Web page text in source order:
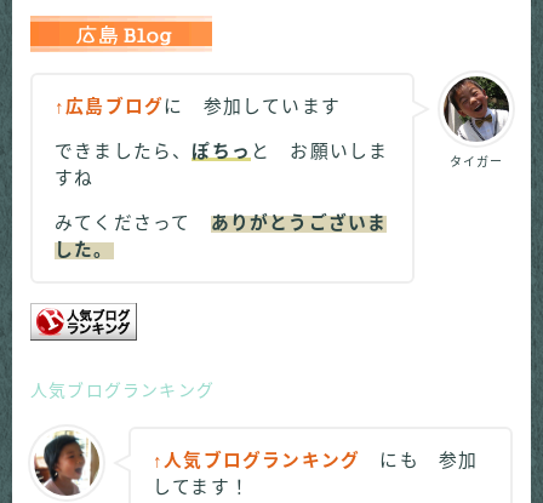
タイガー
↑広島ブログに 参加しています
できましたら、 ぽちっ と お願いしま
すね
みてくださって ありがとうございま
した。
人気ブログランキング
↑人気ブログランキング
にも 参加
してます！